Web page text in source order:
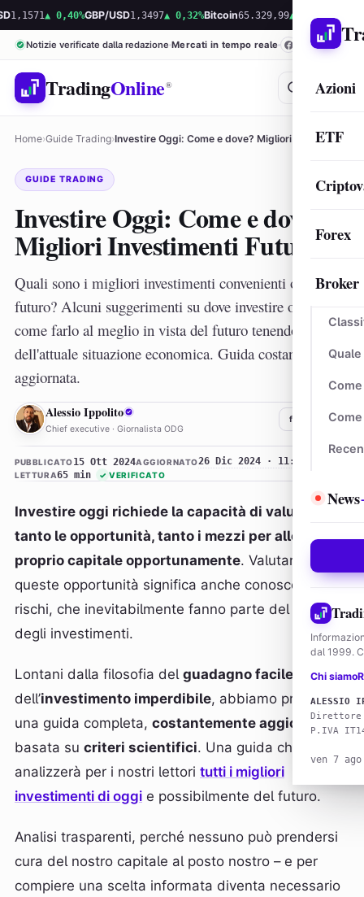
Azioni
ETF
Forex
Broker
News
dal 1999.
Chi siamo
ALESSIO
Direttore
P.IVA
ven 7
▲ 0,40%GBP/USD1,3497▲ 0,32%Bitcoin65.329,99▲ 1,56% Ethereum
Notizie verificate dalla redazione Mercati in tempo reale
TradingOnline®
Home›Guide Trading› Investire Oggi: Come e dove? Migliori Investimenti Futuro
GUIDE TRADING
Investire Oggi: Come e dove?
Migliori Investimenti Futuro
Quali sono i migliori investimenti convenienti ora per il
futuro? Alcuni suggerimenti su dove investire oggi e
come farlo al meglio in vista del futuro tenendo conto
dell'attuale situazione economica. Guida costantemente
aggiornata.
AI Alessio Ippolito
Chief executive · Giornalista ODG
f in
PUBBLICATO15 Ott 2024AGGIORNATO26 Dic 2024 · 11:47
LETTURA65 min ✓ VERIFICATO
Investire oggi richiede la capacità di valutare
tanto le opportunità, tanto i mezzi per allocare il
proprio capitale opportunamente. Valutare
queste opportunità significa anche conoscerne i
rischi, che inevitabilmente fanno parte del mondo
degli investimenti.
Lontani dalla filosofia del guadagno facile
dell’investimento imperdibile, abbiamo preparato
una guida completa, costantemente aggiornatae
basata su criteri scientifici. Una guida che
analizzerà per i nostri lettori tutti i migliori
investimenti di oggi e possibilmente del futuro.
Analisi trasparenti, perché nessuno può prendersi
cura del nostro capitale al posto nostro – e per
compiere una scelta informata diventa necessario